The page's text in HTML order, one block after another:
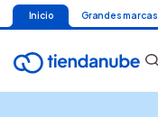
Inicio Grandes marcas